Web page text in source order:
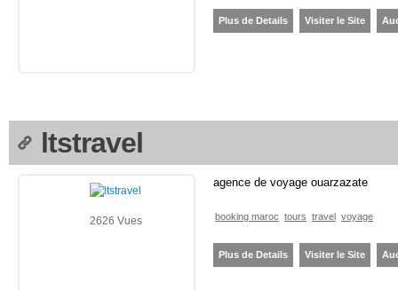
Plus de Details Visiter le Site
ltstravel
2626 Vues
agence de voyage ouarzazate
booking maroc tours travel voyage
Plus de Details Visiter le Site